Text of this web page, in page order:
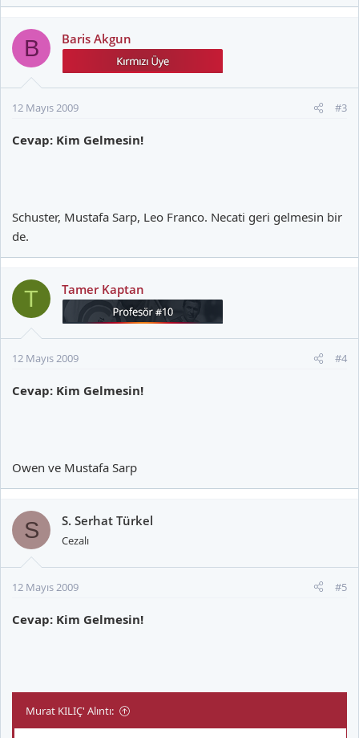
B Baris Akgun
12 Mayıs 2009 #3
Cevap: Kim Gelmesin!
Schuster, Mustafa Sarp, Leo Franco. Necati geri gelmesin bir
de.
T Tamer Kaptan
12 Mayıs 2009 #4
Cevap: Kim Gelmesin!
Owen ve Mustafa Sarp
S S. Serhat Türkel
Cezalı
12 Mayıs 2009 #5
Cevap: Kim Gelmesin!
Murat KILIÇ' Alıntı: